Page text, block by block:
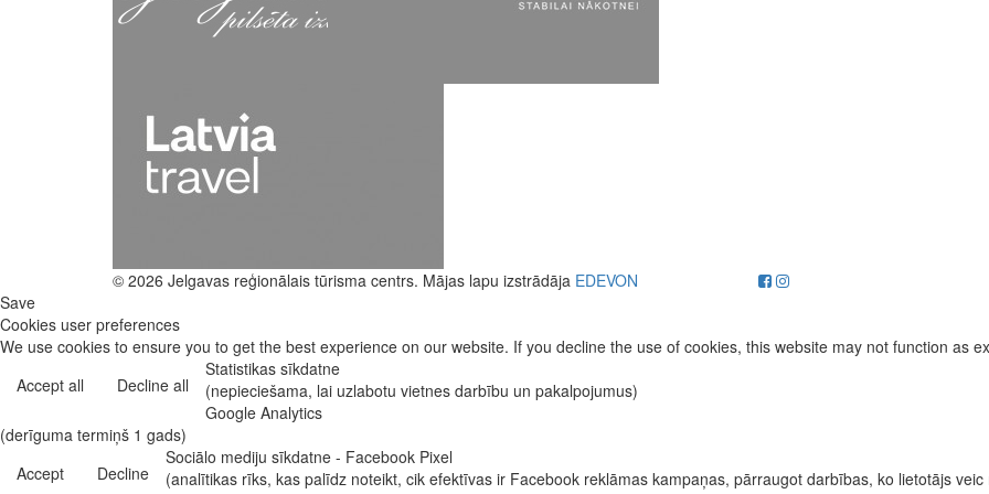
© 2026 Jelgavas reģionālais tūrisma centrs. Mājas lapu izstrādāja EDEVON
Save
Cookies user preferences
We use cookies to ensure you to get the best experience on our website. If you decline the use of cookies, this website may not function as
Accept all
Decline all
Statistikas sīkdatne
(nepieciešama, lai uzlabotu vietnes darbību un pakalpojumus)
Google Analytics
(derīguma termiņš 1 gads)
Accept
Decline
Sociālo mediju sīkdatne - Facebook Pixel
(analītikas rīks, kas palīdz noteikt, cik efektīvas ir Facebook reklāmas kampaņas, pārraugot darbības, ko lietotājs